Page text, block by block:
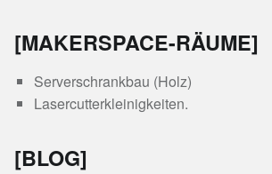
[MAKERSPACE-RÄUME]
Serverschrankbau (Holz)
Lasercutterkleinigkeiten.
[BLOG]